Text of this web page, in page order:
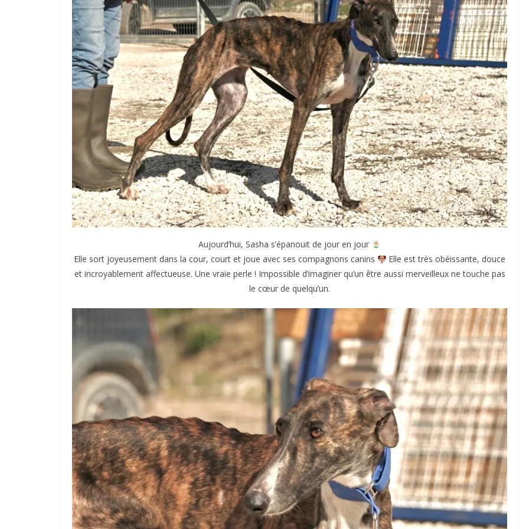
Aujourd’hui, Sasha s’épanouit de jour en jour
Elle sort joyeusement dans la cour, court et joue avec ses compagnons canins
Elle est très obéissante, douce
et incroyablement affectueuse. Une vraie perle ! Impossible d’imaginer qu’un être aussi merveilleux ne touche pas
le cœur de quelqu’un.